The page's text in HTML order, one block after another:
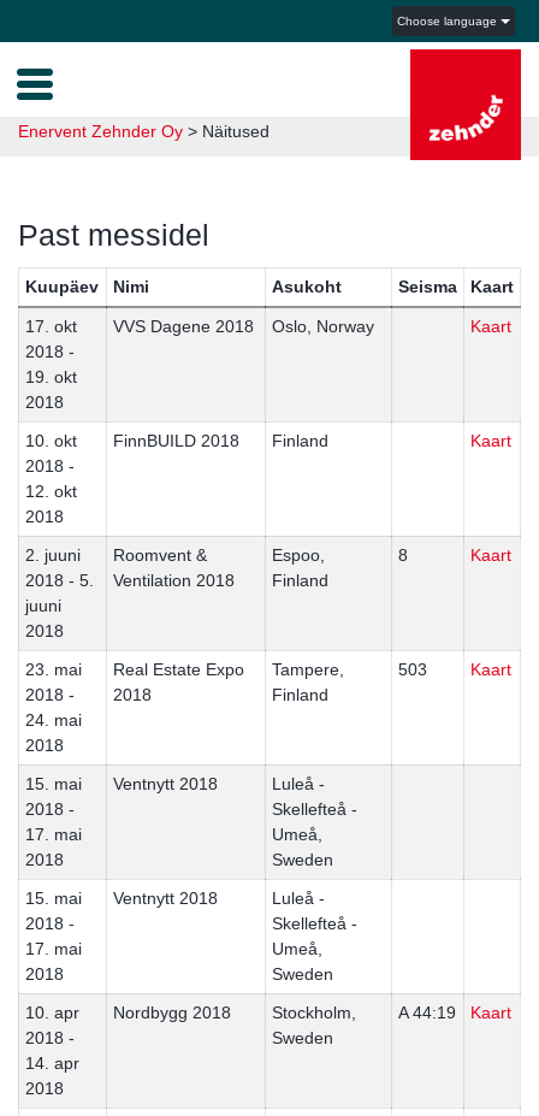
Choose language
Enervent Zehnder Oy > Näitused
Past messidel
Kuupäev Nimi Asukoht Seisma Kaart
17. okt
2018 -
19. okt
2018
VVS Dagene 2018 Oslo, Norway Kaart
10. okt
2018 -
12. okt
2018
FinnBUILD 2018 Finland Kaart
2. juuni
2018 - 5.
juuni
2018
Roomvent &
Ventilation 2018
Espoo,
Finland
8 Kaart
23. mai
2018 -
24. mai
2018
Real Estate Expo
2018
Tampere,
Finland
503 Kaart
15. mai
2018 -
17. mai
2018
Ventnytt 2018
Luleå -
Skellefteå -
Umeå,
Sweden
15. mai
2018 -
17. mai
2018
Ventnytt 2018
Luleå -
Skellefteå -
Umeå,
Sweden
10. apr
2018 -
14. apr
2018
Nordbygg 2018
Stockholm,
Sweden
A 44:19 Kaart